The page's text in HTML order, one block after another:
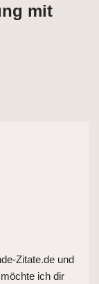
mit
Zitate.de und
ich dir